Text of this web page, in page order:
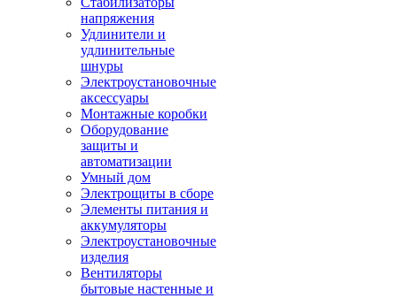
напряжения
Удлинители и
удлинительные
шнуры
Электроустановочные
аксессуары
Монтажные коробки
Оборудование
защиты и
автоматизации
Умный дом
Электрощиты в сборе
Элементы питания и
аккумуляторы
Электроустановочные
изделия
Вентиляторы
бытовые настенные и